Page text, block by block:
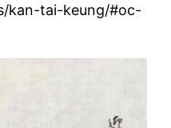
kan-tai-keung/#oc-